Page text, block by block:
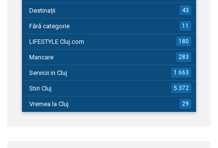
Destinații 43
Fără categorie 11
LIFESTYLE Cluj.com 180
Mancare 283
Servicii in Cluj 1.663
Stiri Cluj 5.372
Vremea la Cluj 29